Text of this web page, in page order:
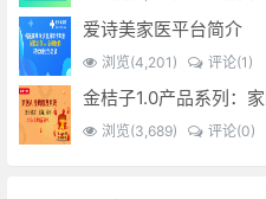
爱诗美家医平台简介
浏览(4,201) 评论(1)
浏览(3,689) 评论(0)